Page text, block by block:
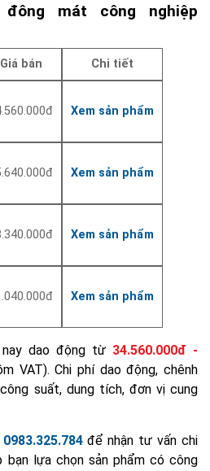
mát công nghiệp
Giá bán Chi tiết
Xem sản phẩm
Xem sản phẩm
Xem sản phẩm
Xem sản phẩm
dao động từ 34.560.000đ -
VAT). Chi phí dao động, chênh
suất, dung tích, đơn vị cung
0983.325.784để nhận tư vấn chi
lựa chọn sản phẩm có công